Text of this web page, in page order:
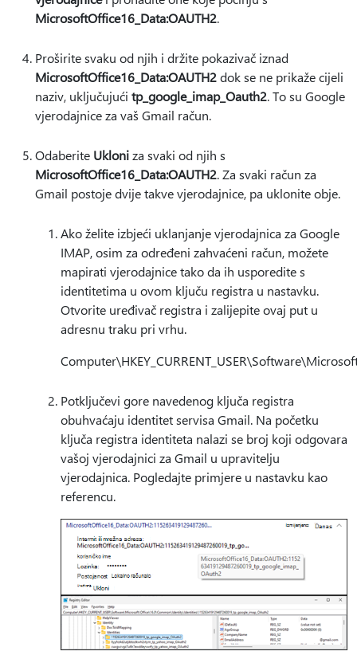
MicrosoftOffice16_Data:OAUTH2.
Proširite svaku od njih i držite pokazivač iznad
MicrosoftOffice16_Data:OAUTH2dok se ne prikaže cijeli
naziv, uključujući tp_google_imap_Oauth2. To su Google
vjerodajnice za vaš Gmail račun.
Odaberite Ukloniza svaki od njih s
MicrosoftOffice16_Data:OAUTH2. Za svaki račun za
Gmail postoje dvije takve vjerodajnice, pa uklonite obje.
Ako želite izbjeći uklanjanje vjerodajnica za Google
IMAP, osim za određeni zahvaćeni račun, možete
mapirati vjerodajnice tako da ih usporedite s
identitetima u ovom ključu registra u nastavku.
Otvorite uređivač registra i zalijepite ovaj put u
adresnu traku pri vrhu.
Potključevi gore navedenog ključa registra
obuhvaćaju identitet servisa Gmail. Na početku
ključa registra identiteta nalazi se broj koji odgovara
vašoj vjerodajnici za Gmail u upravitelju
vjerodajnica. Pogledajte primjere u nastavku kao
referencu.